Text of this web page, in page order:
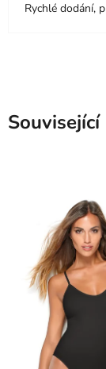
Rychlé dodání,